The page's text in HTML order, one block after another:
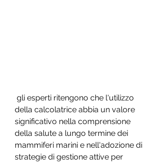
della calcolatrice abbia un valore
significativo nella comprensione
della salute a lungo termine dei
mammiferi marini e nell'adozione di
strategie di gestione attive per